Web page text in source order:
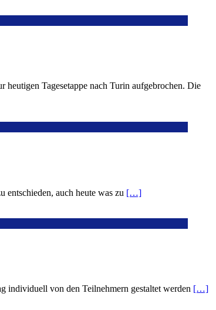
Tagesetappe nach Turin aufgebrochen. Die
entschieden, auch heute was zu […]
individuell von den Teilnehmern gestaltet werden […]